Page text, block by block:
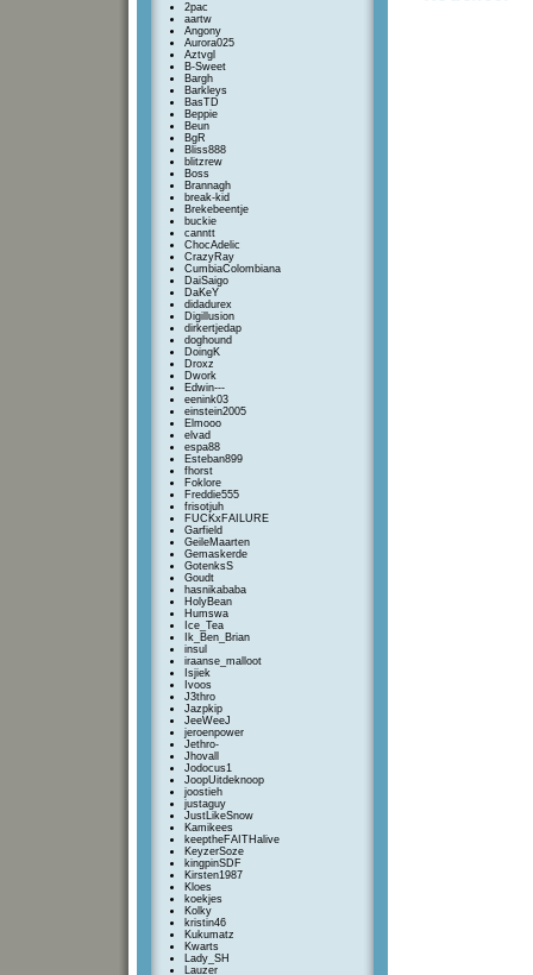
2pac
aartw
Angony
Aurora025
Aztvgl
B-Sweet
Bargh
Barkleys
BasTD
Beppie
Beun
BgR
Bliss888
blitzrew
Boss
Brannagh
break-kid
Brekebeentje
buckie
canntt
ChocAdelic
CrazyRay
CumbiaColombiana
DaiSaigo
DaKeY
didadurex
Digillusion
dirkertjedap
doghound
DoingK
Droxz
Dwork
Edwin---
eenink03
einstein2005
Elmooo
elvad
espa88
Esteban899
fhorst
Foklore
Freddie555
frisotjuh
FUCKxFAILURE
Garfield
GeileMaarten
Gemaskerde
GotenksS
Goudt
hasnikababa
HolyBean
Humswa
Ice_Tea
Ik_Ben_Brian
insul
iraanse_malloot
Isjiek
Ivoos
J3thro
Jazpkip
JeeWeeJ
jeroenpower
Jethro-
Jhovall
Jodocus1
JoopUitdeknoop
joostieh
justaguy
JustLikeSnow
Kamikees
keeptheFAITHalive
KeyzerSoze
kingpinSDF
Kirsten1987
Kloes
koekjes
Kolky
kristin46
Kukumatz
Kwarts
Lady_SH
Lauzer